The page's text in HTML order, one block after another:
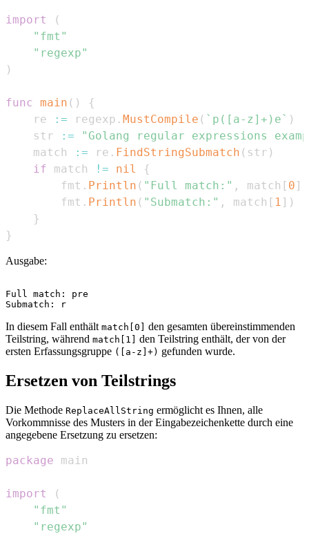
import
(
"fmt"
"regexp"
)
func main ( )
{
    re
:= regexp . MustCompile ( `p([a-z]+)e` )
    str
:=
"Golang regular expressions
    match
:= re . FindStringSubmatch ( str )
if match != nil
{
        fmt
. Println ( "Full match:" , match [ 0 ]
        fmt
. Println ( "Submatch:" , match [ 1 ] )
}
}
Ausgabe:
Full match: pre
In diesem Fall enthält match[0]
den gesamten übereinstimmenden
Teilstring, während match[1]
den Teilstring enthält, der von der
ersten Erfassungsgruppe ([a-z]+) gefunden wurde.
Ersetzen von Teilstrings
Die Methode ReplaceAllString ermöglicht es Ihnen, alle
Vorkommnisse des Musters in der Eingabezeichenkette durch eine
angegebene Ersetzung zu ersetzen:
package
import
(
"fmt"
"regexp"